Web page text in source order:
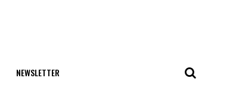
NEWSLETTER